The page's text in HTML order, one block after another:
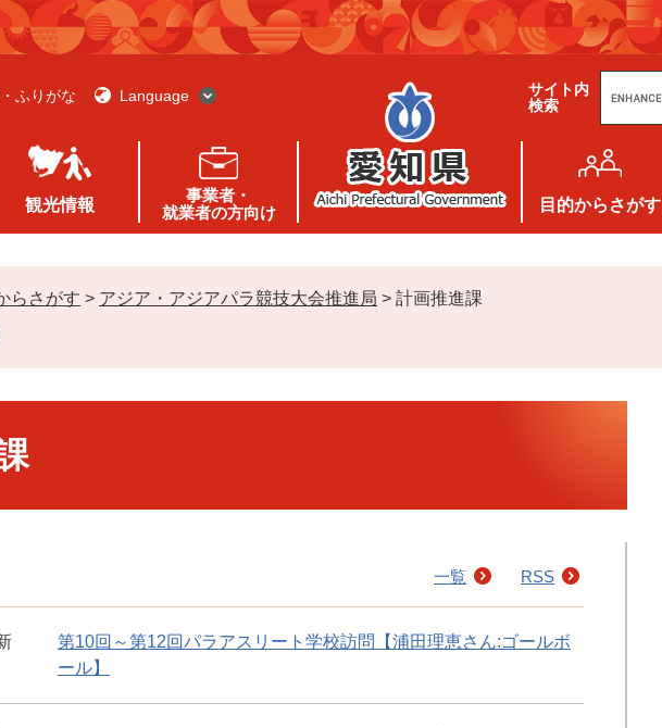
ふりがな Language
サイト内
検索
g
e
カ
タ
ム
検
観光情報
事業者・
就業者の方向け
目的からさがす
らさがす > アジア・アジアパラ競技大会推進局 > 計画推進課
第10回～第12回パラアスリート学校訪問【浦田理恵さん:ゴールボ
ール】
一覧 RSS